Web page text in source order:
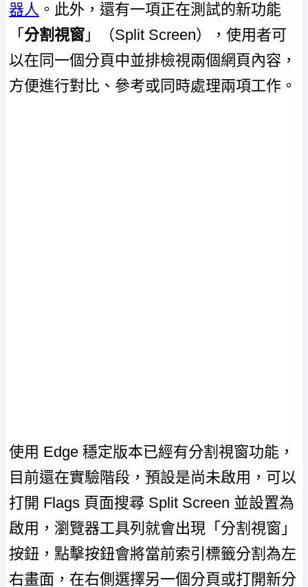
器人 。此外，還有一項正在測試的新功能
「 分割視窗 」（Split Screen），使用者可
以在同一個分頁中並排檢視兩個網頁內容，
方便進行對比、參考或同時處理兩項工作。
使用 Edge 穩定版本已經有分割視窗功能，
目前還在實驗階段，預設是尚未啟用，可以
打開 Flags 頁面搜尋 Split Screen 並設置為
啟用，瀏覽器工具列就會出現「分割視窗」
按鈕，點擊按鈕會將當前索引標籤分割為左
右畫面，在右側選擇另一個分頁或打開新分